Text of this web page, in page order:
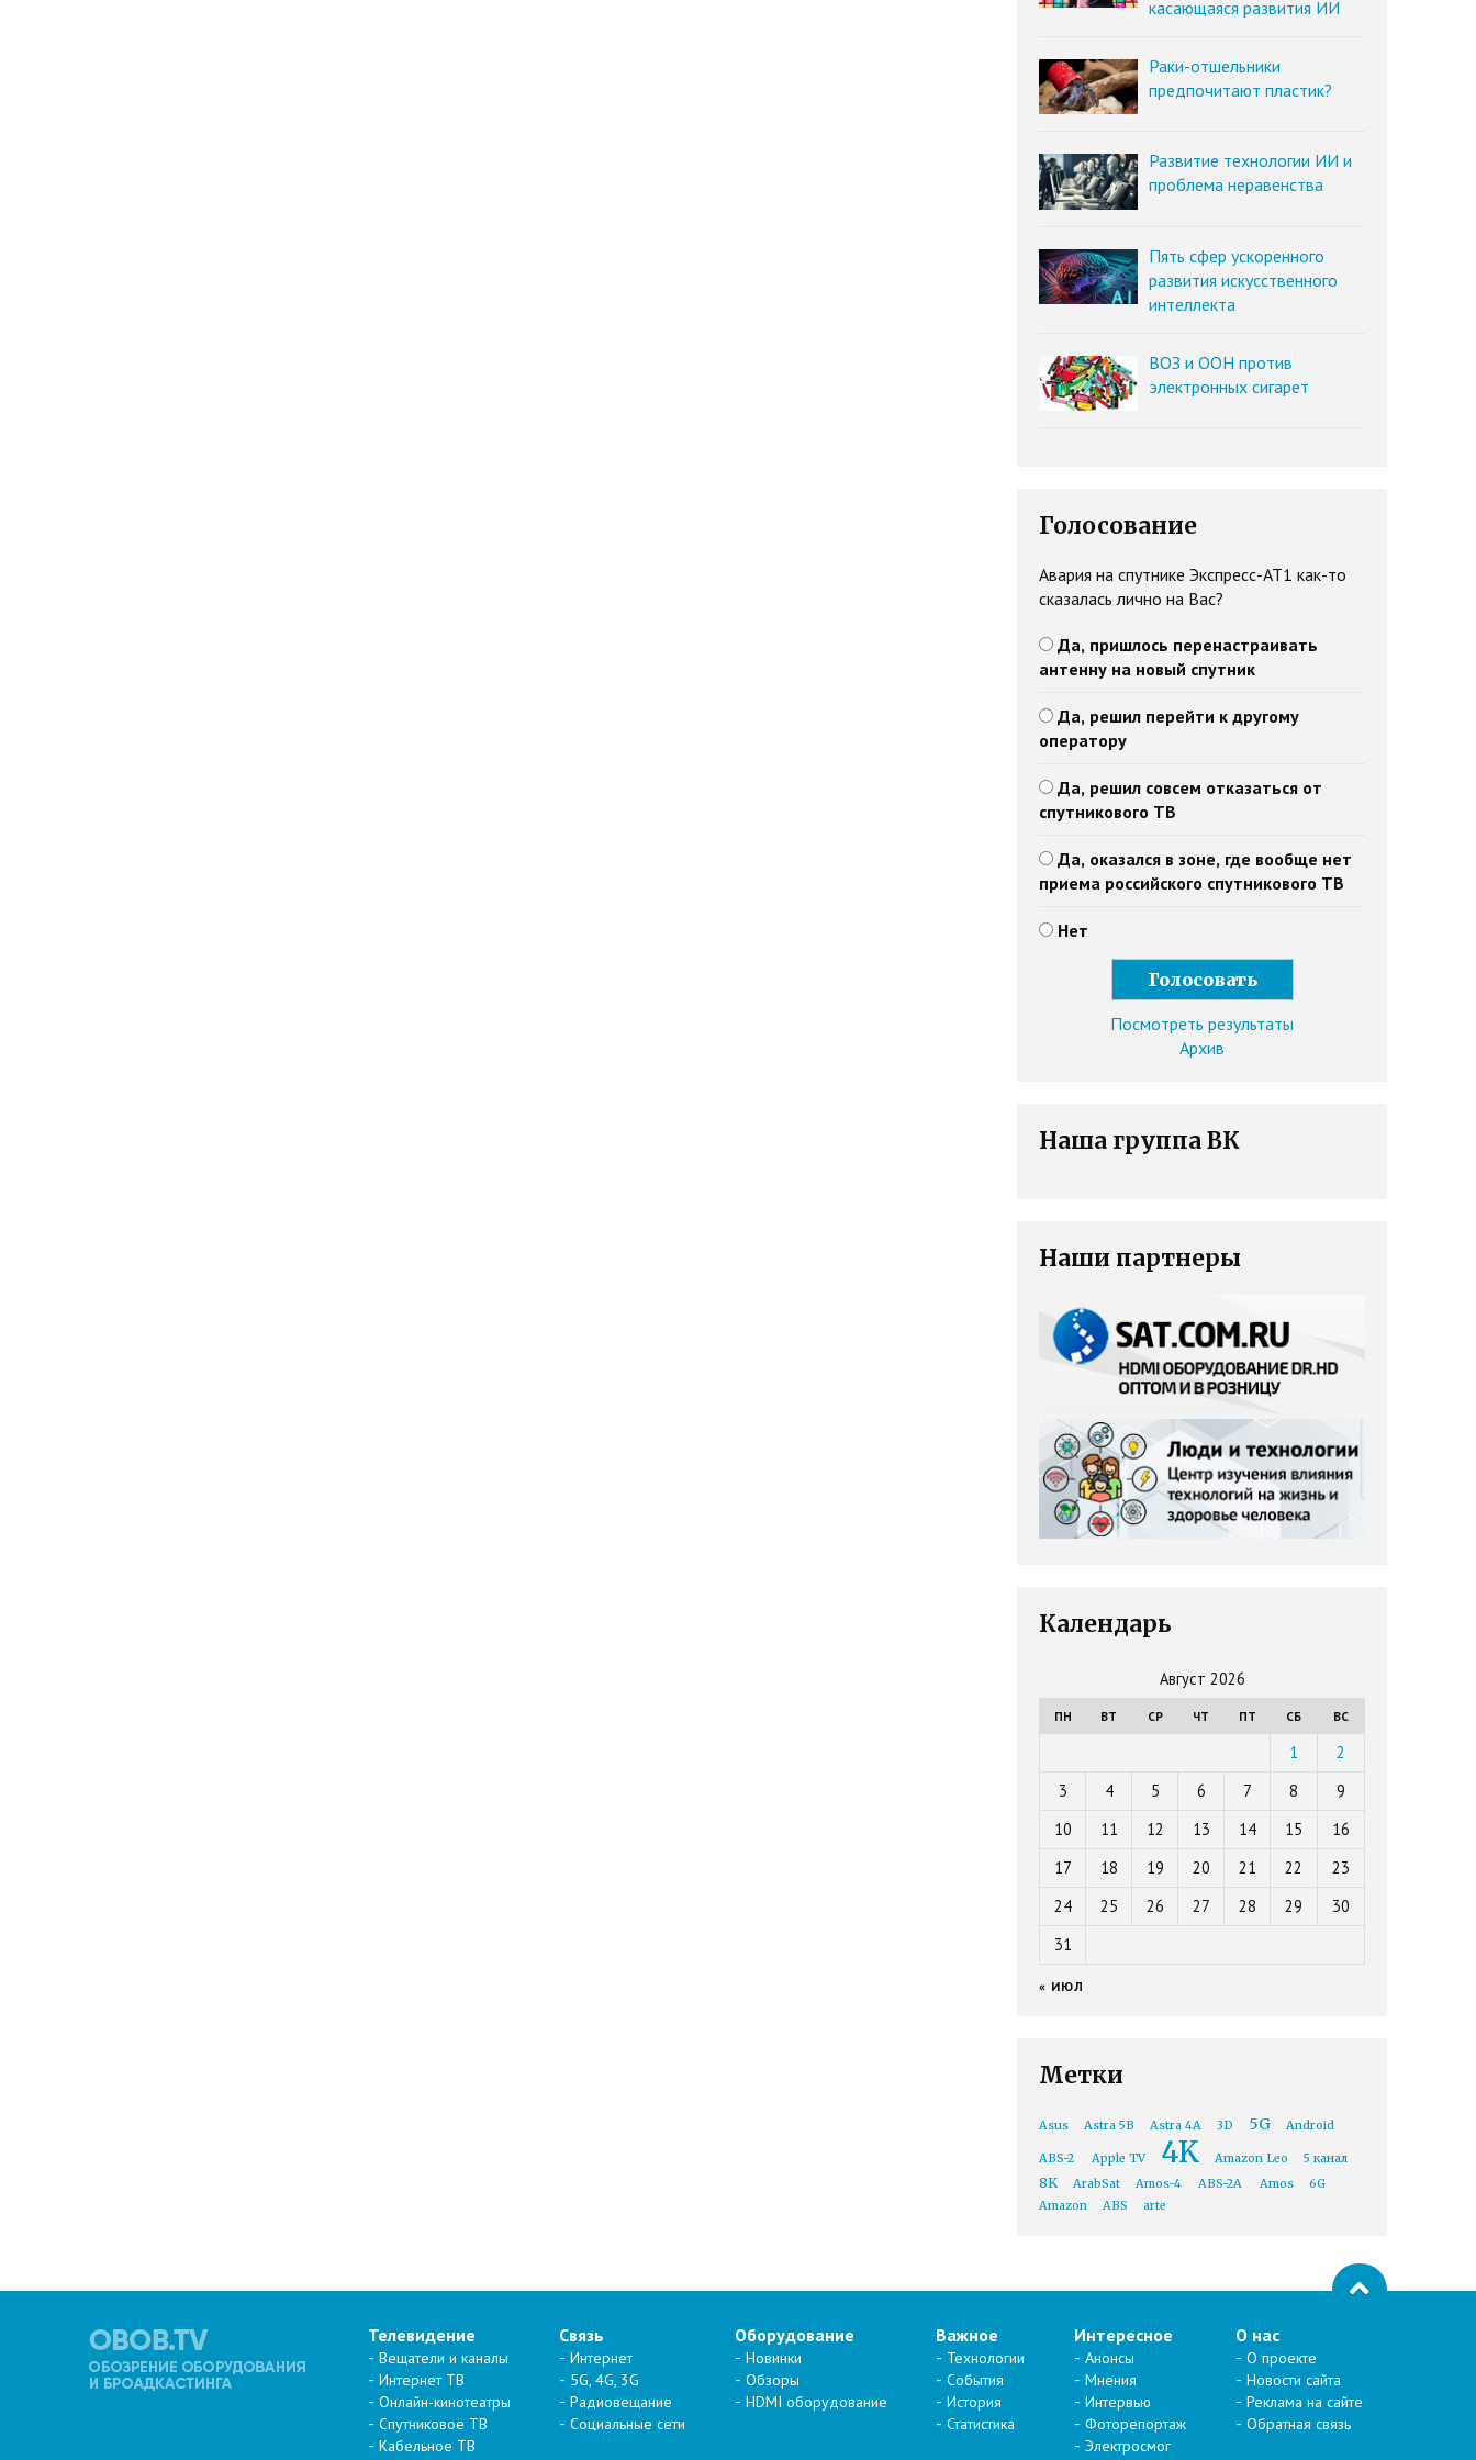
касающаяся развития ИИ
Раки-отшельники
предпочитают пластик?
Развитие технологии ИИ и
проблема неравенства
Пять сфер ускоренного
развития искусственного
интеллекта
ВОЗ и ООН против
электронных сигарет
Голосование
Авария на спутнике Экспресс-АТ1 как-то
сказалась лично на Вас?
Да, пришлось перенастраивать
антенну на новый спутник
Да, решил перейти к другому
оператору
Да, решил совсем отказаться от
спутникового ТВ
Да, оказался в зоне, где вообще нет
приема российского спутникового ТВ
Нет
Посмотреть результаты
Архив
Наша группа ВК
Наши партнеры
Календарь
Август 2026
ПН ВТ СР ЧТ ПТ СБ ВС
1
2
3
4 5 6 7 8
9
10
11 12 13 14 15
16
17
18 19 20 21 22
23
24
25 26 27 28 29
30
31
« ИЮЛ
Метки
Asus Astra 5B Astra 4A 3D 5G Android
ABS-2 Apple TV 4K Amazon Leo 5 канал
8K ArabSat Amos-4 ABS-2A Amos
6G
Amazon
ABS arte
Телевидение
Вещатели и каналы
Интернет ТВ
Онлайн-кинотеатры
Спутниковое ТВ
Кабельное ТВ
Связь
Интернет
5G, 4G, 3G
Радиовещание
Социальные сети
Оборудование
Новинки
Обзоры
HDMI оборудование
Важное
Технологии
События
История
Статистика
Интересное
Анонсы
Мнения
Интервью
Фоторепортаж
Электросмог
О нас
О проекте
Новости сайта
Реклама на сайте
Обратная связь